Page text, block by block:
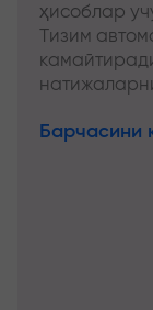
ҳисоблар
Тизим
Барчасини